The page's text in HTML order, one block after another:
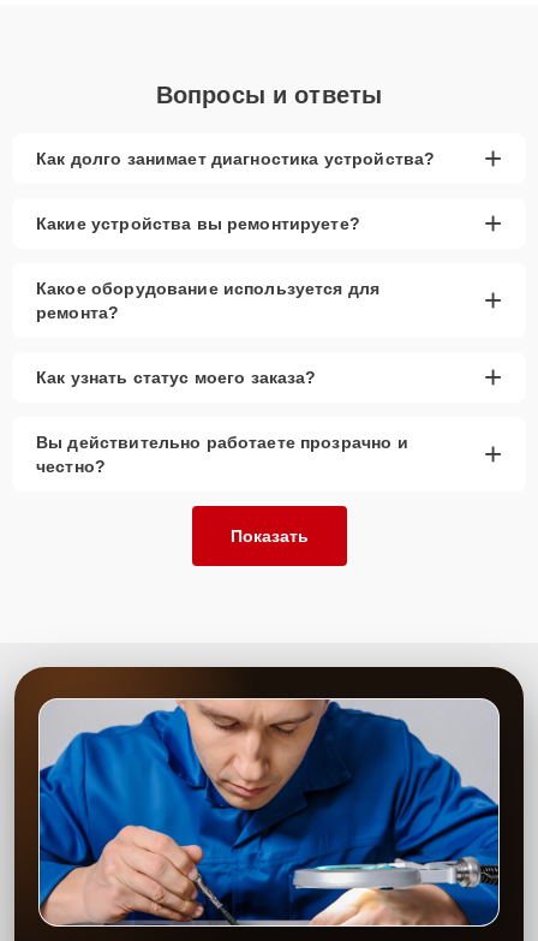
Вопросы и ответы
Как долго занимает диагностика устройства? +
Какие устройства вы ремонтируете? +
Какое оборудование используется для
ремонта?
+
Как узнать статус моего заказа? +
Вы действительно работаете прозрачно и
честно?
+
Показать